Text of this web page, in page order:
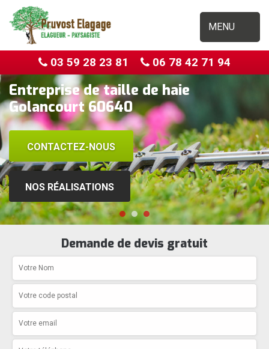
MENU
03 59 28 23 81 06 78 42 71 94
Entreprise de taille de haie
Golancourt 60640
CONTACTEZ-NOUS
NOS RÉALISATIONS
Demande de devis gratuit